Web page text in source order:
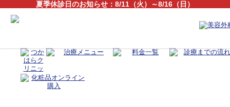
夏季休診日のお知らせ：8/11（火）～8/16（日）